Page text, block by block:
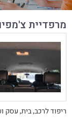
מרפדיית
ריפוד לרכב, בית, עסק